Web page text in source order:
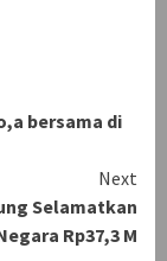
bersama di
Next
Selamatkan
Rp37,3 M